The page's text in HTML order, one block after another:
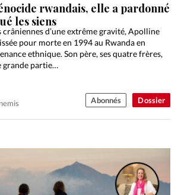
Dossier
rwandais, elle a pardonné
les siens
d’une extrême gravité, Apolline
pour morte en 1994 au Rwanda en
ethnique. Son père, ses quatre frères,
grande partie…
Abonnés